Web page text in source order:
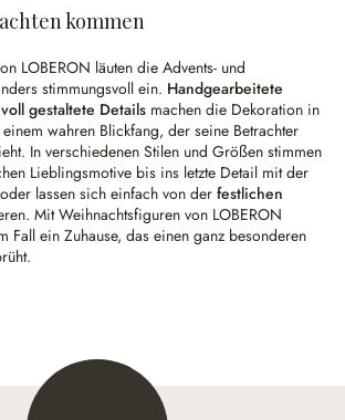
kommen
LOBERON läuten die Advents- und
stimmungsvoll ein. Handgearbeitete
gestaltete Details machen die Dekoration in
wahren Blickfang, der seine Betrachter
In verschiedenen Stilen und Größen stimmen
Lieblingsmotive bis ins letzte Detail mit der
lassen sich einfach von der festlichen
Mit Weihnachtsfiguren von LOBERON
Fall ein Zuhause, das einen ganz besonderen